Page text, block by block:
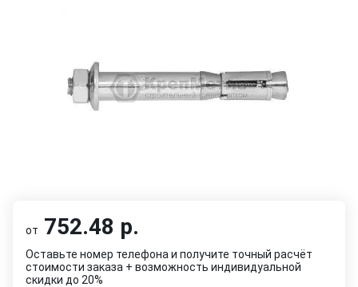
от 752.48 р.
Оставьте номер телефона и получите точный расчёт
стоимости заказа + возможность индивидуальной
скидки до 20%